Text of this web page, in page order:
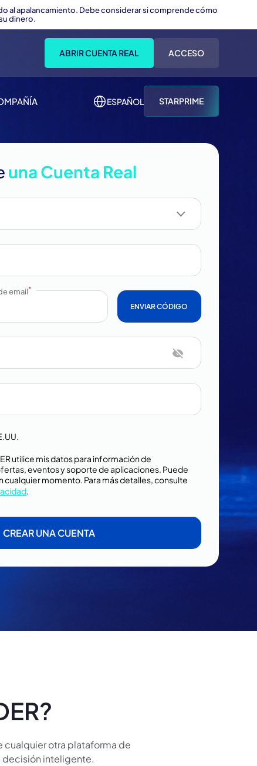
al apalancamiento. Debe considerar si comprende cómo
dinero.
ABRIR CUENTA REAL ACCESO
ESPAÑOL STARPRIME
una Cuenta Real
email*
ENVIAR CÓDIGO
utilice mis datos para información de
eventos y soporte de aplicaciones. Puede
cualquier momento. Para más detalles, consulte
.
CREAR UNA CUENTA
cualquier otra plataforma de
decisión inteligente.